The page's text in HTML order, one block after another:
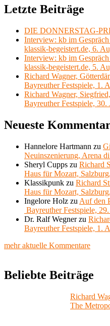
Letzte Beiträge
DIE DONNERSTAG-
Interview: kb im
klassik-begeistert.de, 6.
Interview: kb im
klassik-begeistert.de, 5.
Richard Wagner,
Bayreuther Festspiele, 1.
Richard Wagner,
Bayreuther Festspiele, 30.
Neueste
Hannelore Hartmann zu
Neuinszenierung, Arena
Sheryl Cupps zu Richard
Haus für Mozart,
Klassikpunk zu Richard
Haus für Mozart,
Ingelore Holz zu Auf den
Bayreuther Festspiele,
Dr. Ralf Wegnerzu
Bayreuther Festspiele, 1.
mehr aktuelle Kommentare
Beliebte Beiträge
Richard
The